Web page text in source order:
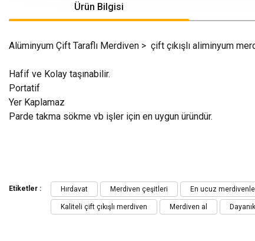
Ürün Bilgisi
Alüminyum Çift Taraflı Merdiven > çift çıkışlı aliminyum
Hafif ve Kolay taşınabilir.
Portatif
Yer Kaplamaz
Parde takma sökme vb işler için en uygun üründür.
Görüş ve önerileriniz için teşekkür ederiz.
Ürün resmi kalitesiz, bozuk veya görüntülenemiyor.
Etiketler : Hırdavat Merdiven çeşitleri En ucuz
Kaliteli çift çıkışlı merdiven Merdiven al